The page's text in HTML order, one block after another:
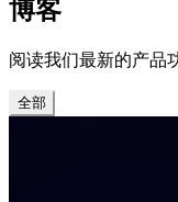
博客
阅读我们最新的产品
全部